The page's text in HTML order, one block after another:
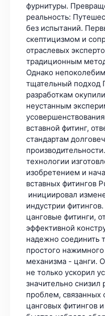
фурнитуры.
реальность:
без испытаний.
скептицизмом и
отраслевых
традиционным
Однако
тщательный подход
разработкам
неустанным
вставной фитинг,
стандартам
технологии
изобретением и
вставных фитингов
инициировал
индустрии
цанговые фитинги,
эффективной
надежно соединить
простого
механизма - цанги.
не только ускорил
значительно снизил
проблем, связанных
цанговых фитингов